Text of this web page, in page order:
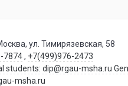
ул. Тимирязевская, 58
7874 , +7(499)976-2473
students: dip@rgau-msha.ru
msha.ru